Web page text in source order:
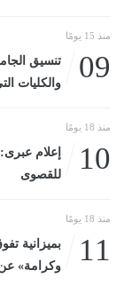
منذ 15 يومًا
09
والكليات
منذ 18 يومًا
10
إعلام
للقصوى
منذ 18 يومًا
11
وكرامة» عن شهر...